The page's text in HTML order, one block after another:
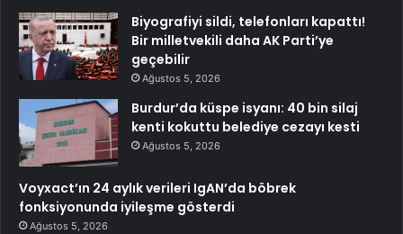
Biyografiyi sildi, telefonları kapattı!
Bir milletvekili daha AK Parti’ye
geçebilir
Ağustos 5, 2026
Burdur’da küspe isyanı: 40 bin silaj
kenti kokuttu belediye cezayı kesti
Ağustos 5, 2026
Voyxact’ın 24 aylık verileri IgAN’da böbrek
fonksiyonunda iyileşme gösterdi
Ağustos 5, 2026